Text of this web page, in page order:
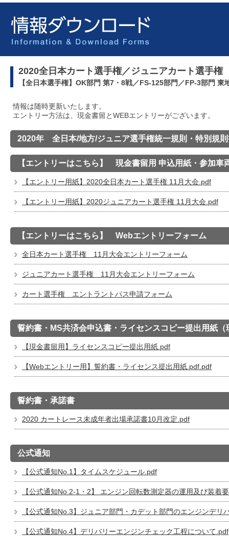
2020全日本カート選手権／ジュニアカート選手権
【全日本選手権】OK部門 第7・8戦／FS-125部門／FP-3部門
情報は随時更新いたします。
エントリー方法は、現金書留とWEBエントリーがございます。
2020年 全日本/地方/ジュニア選手権統一規則・特別規
【エントリーはこちら】 現金書留用 申込用紙・参加車
【エントリー用紙】2020全日本カート選手権 11月大会.pdf
【エントリー用紙】2020ジュニアカート選手権 11月大会.pdf
【エントリーはこちら】 Webエントリーフォーム
全日本カート選手権 11月大会エントリーフォーム
ジュニアカート選手権 11月大会エントリーフォーム
カート選手権 エントラントパス申請フォーム
誓約書・MS共済会申込書・ライセンスコピー提出用紙
【現金書留用】ライセンスコピー提出用紙.pdf
【Webエントリー用】誓約書・ライセンス提出用紙.pdf.pdf
誓約書・承諾書
2020 カートレース未成年者出場承諾書10月改定.pdf
公式通知
【公式通知No.1】タイムスケジュール.pdf
【公式通知No.2-1・2】 エンジン回転数測定器の運用及び装着
【公式通知No.3】ジュニア部門・カデット部門のエンジンデリ
【公式通知No.4】デリバリーエンジンチェック工程について.pdf